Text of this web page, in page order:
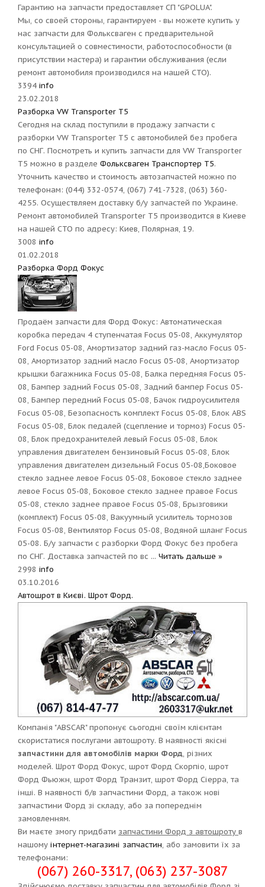
Гарантию на запчасти предоставляет СП "GPOLUA".
Мы, со своей стороны, гарантируем - вы можете купить у
нас запчасти для Фольксваген с предварительной
консультацией о совместимости, работоспособности (в
присутствии мастера) и гарантии обслуживания (если
ремонт автомобиля производился на нашей СТО).
3394 info
23.02.2018
Разборка VW Transporter T5
Сегодня на склад поступили в продажу запчасти с
разборки VW Transporter T5 с автомобилей без пробега
по СНГ. Посмотреть и купить запчасти для VW Transporter
T5 можно в разделе Фольксваген Транспортер Т5.
Уточнить качество и стоимость автозапчастей можно по
телефонам: (044) 332-0574, (067) 741-7328, (063) 360-
4255. Осуществляем доставку б/у запчастей по Украине.
Ремонт автомобилей Transporter T5 производится в Киеве
на нашей СТО по адресу: Киев, Полярная, 19.
3008 info
01.02.2018
Разборка Форд Фокус
Продаём запчасти для Форд Фокус: Автоматическая
коробка передач 4 ступенчатая Focus 05-08, Аккумулятор
Ford Focus 05-08, Амортизатор задний газ-масло Focus 05-
08, Амортизатор задний масло Focus 05-08, Амортизатор
крышки багажника Focus 05-08, Балка передняя Focus 05-
08, Бампер задний Focus 05-08, Задний бампер Focus 05-
08, Бампер передний Focus 05-08, Бачок гидроусилителя
Focus 05-08, Безопасность комплект Focus 05-08, Блок ABS
Focus 05-08, Блок педалей (сцепление и тормоз) Focus 05-
08, Блок предохранителей левый Focus 05-08, Блок
управления двигателем бензиновый Focus 05-08, Блок
управления двигателем дизельный Focus 05-08,Боковое
стекло заднее левое Focus 05-08, Боковое стекло заднее
левое Focus 05-08, Боковое стекло заднее правое Focus
05-08, стекло заднее правое Focus 05-08, Брызговики
(комплект) Focus 05-08, Вакуумный усилитель тормозов
Focus 05-08, Вентилятор Focus 05-08, Водяной шланг Focus
05-08. Б/у запчасти с разборки Форд Фокус без пробега
по СНГ. Доставка запчастей по вс ... Читать дальше »
2998 info
03.10.2016
Автошрот в Києві. Шрот Форд.
Компанія "ABSCAR" пропонує сьогодні своїм клієнтам
скористатися послугами автошроту. В наявності якісні
запчастини для автомобілів марки Форд, різних
моделей. Шрот Форд Фокус, шрот Форд Скорпіо, шрот
Форд Фьюжн, шрот Форд Транзит, шрот Форд Сіерра, та
інші. В наявності б/в запчастини Форд, а також нові
запчастини Форд зі складу, або за попереднім
замовленням.
Ви маєте змогу придбати запчастини Форд з автошроту в
нашому інтернет-магазині запчастин, або замовити їх за
телефонами:
(067) 260-3317, (063) 237-3087